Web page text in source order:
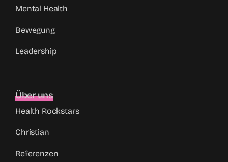
Mental Health
Bewegung
Leadership
Über uns
Health Rockstars
Christian
Referenzen